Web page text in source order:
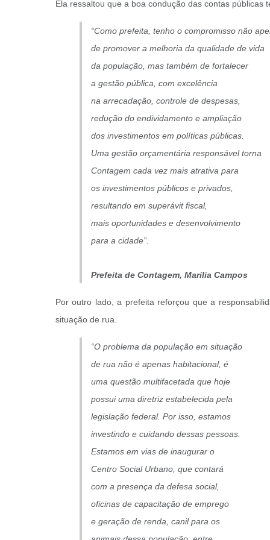
Ela ressaltou que a boa condução das contas
“Como prefeita, tenho o compromisso não
de promover a melhoria da qualidade de vida
da população, mas também de fortalecer
a gestão pública, com excelência
na arrecadação, controle de despesas,
redução do endividamento e ampliação
dos investimentos em políticas públicas.
Uma gestão orçamentária responsável torna
Contagem cada vez mais atrativa para
os investimentos públicos e privados,
resultando em superávit fiscal,
mais oportunidades e desenvolvimento
para a cidade”.
Prefeita de Contagem, Marília Campos
Por outro lado, a prefeita reforçou que a
situação de rua.
“O problema da população em situação
de rua não é apenas habitacional, é
uma questão multifacetada que hoje
possui uma diretriz estabelecida pela
legislação federal. Por isso, estamos
investindo e cuidando dessas pessoas.
Estamos em vias de inaugurar o
Centro Social Urbano, que contará
com a presença da defesa social,
oficinas de capacitação de emprego
e geração de renda, canil para os